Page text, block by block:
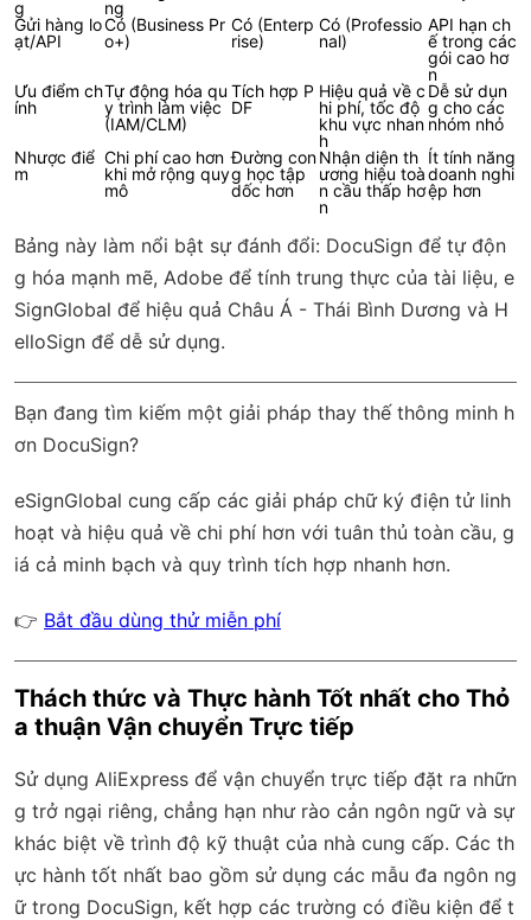
g
ng
Gửi hàng lo
ạt/API
Có (Business Pr
o+)
Có (Enterp
rise)
Có (Professio
nal)
API hạn ch
ế trong các
gói cao hơ
n
Ưu điểm ch
ính
Tự động hóa qu
y trình làm việc
(IAM/CLM)
Tích hợp P
DF
Hiệu quả về c
hi phí, tốc độ
khu vực nhan
h
Dễ sử dụn
g cho các
nhóm nhỏ
Nhược điể
m
Chi phí cao hơn
khi mở rộng quy
mô
Đường con
g học tập
dốc hơn
Nhận diện th
ương hiệu toà
n cầu thấp hơ
n
Ít tính năng
doanh nghi
ệp hơn
Bảng này làm nổi bật sự đánh đổi: DocuSign để tự độn
g hóa mạnh mẽ, Adobe để tính trung thực của tài liệu, e
SignGlobal để hiệu quả Châu Á - Thái Bình Dương và H
elloSign để dễ sử dụng.
Bạn đang tìm kiếm một giải pháp thay thế thông minh h
ơn DocuSign?
eSignGlobal cung cấp các giải pháp chữ ký điện tử linh
hoạt và hiệu quả về chi phí hơn với tuân thủ toàn cầu, g
iá cả minh bạch và quy trình tích hợp nhanh hơn.
👉 Bắt đầu dùng thử miễn phí
Thách thức và Thực hành Tốt nhất cho Thỏ
a thuận Vận chuyển Trực tiếp
Sử dụng AliExpress để vận chuyển trực tiếp đặt ra nhữn
g trở ngại riêng, chẳng hạn như rào cản ngôn ngữ và sự
khác biệt về trình độ kỹ thuật của nhà cung cấp. Các th
ực hành tốt nhất bao gồm sử dụng các mẫu đa ngôn ng
ữ trong DocuSign, kết hợp các trường có điều kiện để t